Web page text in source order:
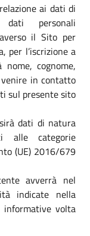
ai dati di
personali
il Sito per
per l’iscrizione a
cognome,
in contatto
sul presente sito
dati di natura
alle categorie
(UE) 2016/679
avverrà nel
indicate nella
informative volta